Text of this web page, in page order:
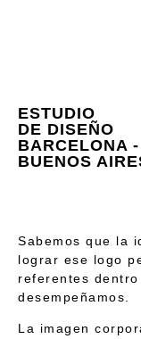
ESTUDIO
DE DISEÑO
BARCELONA -
BUENOS
Sabemos que la
lograr ese logo
referentes
desempeñamos.
La imagen